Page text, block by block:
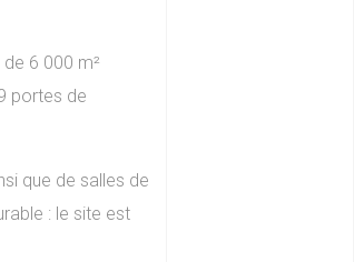
6 000 m²
portes de
que de salles de
: le site est